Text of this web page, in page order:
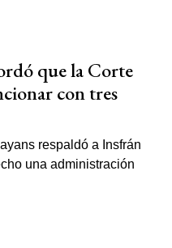
que la Corte
con tres